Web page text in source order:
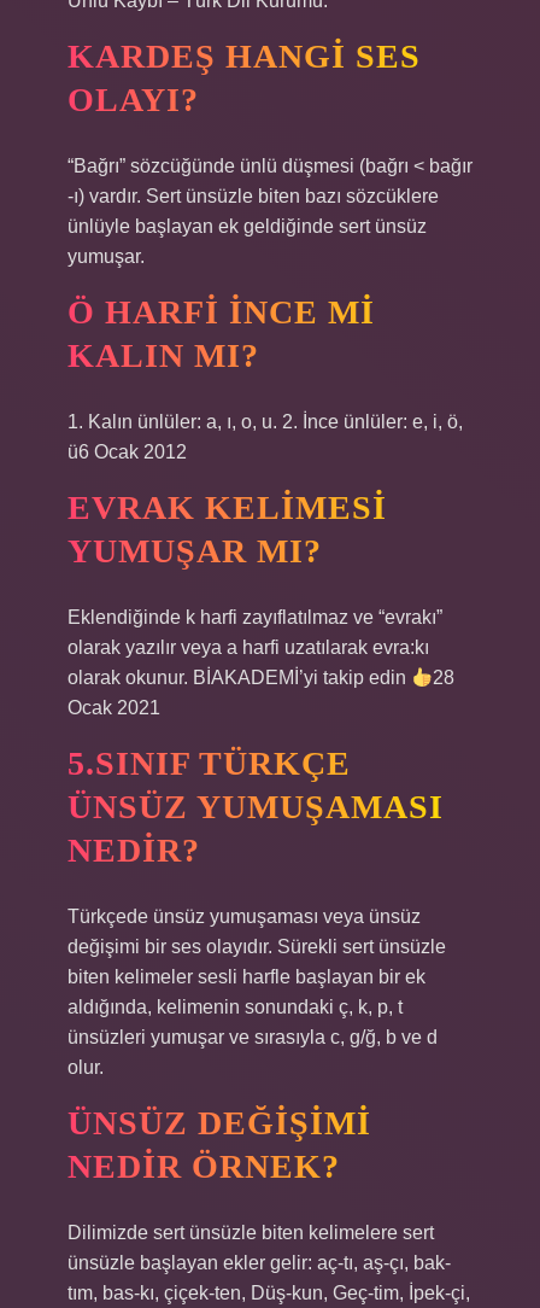
KARDEŞ HANGI SES
OLAYI?
“Bağrı” sözcüğünde ünlü düşmesi (bağrı < bağır
-ı) vardır. Sert ünsüzle biten bazı sözcüklere
ünlüyle başlayan ek geldiğinde sert ünsüz
yumuşar.
Ö HARFI INCE MI
KALIN MI?
1. Kalın ünlüler: a, ı, o, u. 2. İnce ünlüler: e, i, ö,
ü6 Ocak 2012
EVRAK KELIMESI
YUMUŞAR MI?
Eklendiğinde k harfi zayıflatılmaz ve “evrakı”
olarak yazılır veya a harfi uzatılarak evra:kı
olarak okunur. BİAKADEMİ’yi takip edin
28
Ocak 2021
5.SINIF TÜRKÇE
ÜNSÜZ YUMUŞAMASI
NEDIR?
Türkçede ünsüz yumuşaması veya ünsüz
değişimi bir ses olayıdır. Sürekli sert ünsüzle
biten kelimeler sesli harfle başlayan bir ek
aldığında, kelimenin sonundaki ç, k, p, t
ünsüzleri yumuşar ve sırasıyla c, g/ğ, b ve d
olur.
ÜNSÜZ DEĞIŞIMI
NEDIR ÖRNEK?
Dilimizde sert ünsüzle biten kelimelere sert
ünsüzle başlayan ekler gelir: aç-tı, aş-çı, bak-
tım, bas-kı, çiçek-ten, Düş-kun, Geç-tim, İpek-çi,